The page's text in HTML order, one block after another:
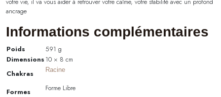
ancrage
Informations complémentaires
Poids
591 g
Dimensions 10 × 8 cm
Chakras
Racine
Formes Forme Libre